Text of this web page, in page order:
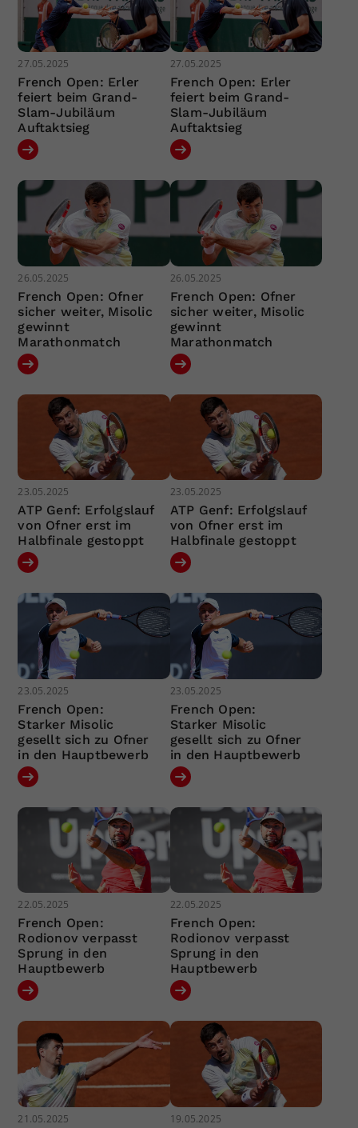
27.05.2025
French Open: Erler
feiert beim Grand-
Slam-Jubiläum
Auftaktsieg
27.05.2025
French Open: Erler
feiert beim Grand-
Slam-Jubiläum
Auftaktsieg
26.05.2025
French Open: Ofner
sicher weiter, Misolic
gewinnt
Marathonmatch
26.05.2025
French Open: Ofner
sicher weiter, Misolic
gewinnt
Marathonmatch
23.05.2025
ATP Genf: Erfolgslauf
von Ofner erst im
Halbfinale gestoppt
23.05.2025
ATP Genf: Erfolgslauf
von Ofner erst im
Halbfinale gestoppt
23.05.2025
French Open:
Starker Misolic
gesellt sich zu Ofner
in den Hauptbewerb
23.05.2025
French Open:
Starker Misolic
gesellt sich zu Ofner
in den Hauptbewerb
22.05.2025
French Open:
Rodionov verpasst
Sprung in den
Hauptbewerb
22.05.2025
French Open:
Rodionov verpasst
Sprung in den
Hauptbewerb
21.05.2025 19.05.2025